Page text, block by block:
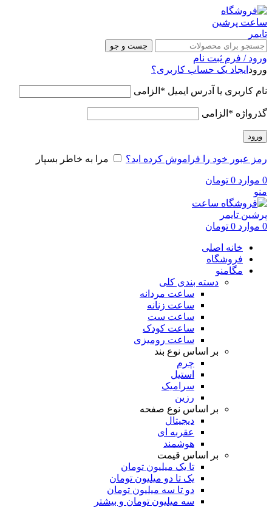
جست و جو
ورود / فرم ثبت نام
ورود ایجاد یک حساب کاربری؟
نام کاربری یا آدرس ایمیل * الزامی
گذرواژه * الزامی
ورود
رمز عبور خود را فراموش کرده اید؟ مرا به خاطر بسپار
0 موارد 0 تومان
منو
0 موارد 0 تومان
خانه اصلی
فروشگاه
مگامنو
دسته بندی کلی
ساعت مردانه
ساعت زنانه
ساعت ست
ساعت کودک
ساعت رومیزی
بر اساس نوع بند
چرم
استیل
سرامیک
رزین
بر اساس نوع صفحه
دیجیتال
عقربه ای
هوشمند
بر اساس قیمت
تا یک میلیون تومان
یک تا دو میلیون تومان
دو تا سه میلیون تومان
سه میلیون تومان و بیشتر